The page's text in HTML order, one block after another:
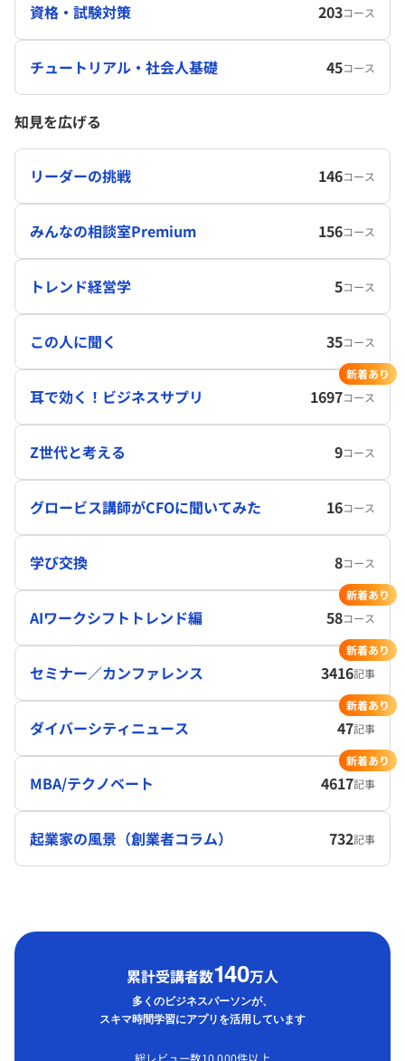
資格・試験対策 203コース
チュートリアル・社会人基礎 45コース
知見を広げる
リーダーの挑戦 146コース
みんなの相談室Premium 156コース
トレンド経営学 5コース
この人に聞く 35コース
耳で効く！ビジネスサプリ 1697コース
新着あり
Z世代と考える 9コース
グロービス講師がCFOに聞いてみた 16コース
学び交換 8コース
AIワークシフトトレンド編 58コース
新着あり
セミナー／カンファレンス 3416記事
新着あり
ダイバーシティニュース 47記事
新着あり
MBA/テクノベート 4617記事
新着あり
起業家の風景（創業者コラム） 732記事
累計受講者数140万人
多くのビジネスパーソンが、
スキマ時間学習にアプリを活用しています